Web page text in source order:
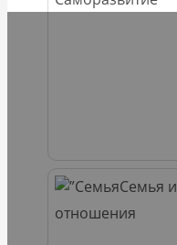
Семья и
отношения